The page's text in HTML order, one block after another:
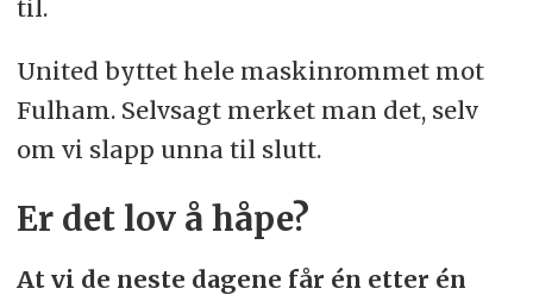
til.
United byttet hele maskinrommet mot
Fulham. Selvsagt merket man det, selv
om vi slapp unna til slutt.
Er det lov å håpe?
At vi de neste dagene får én etter én